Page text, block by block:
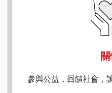
參與公益，回饋社會，